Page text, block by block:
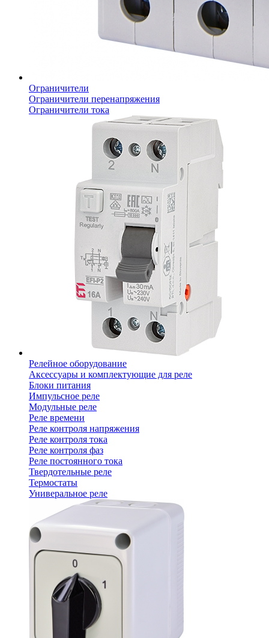
Ограничители
Ограничители перенапряжения
Ограничители тока
Релейное оборудование
Аксессуары и комплектующие для реле
Блоки питания
Импульсное реле
Модульные реле
Реле времени
Реле контроля напряжения
Реле контроля тока
Реле контроля фаз
Реле постоянного тока
Твердотельные реле
Термостаты
Универальное реле